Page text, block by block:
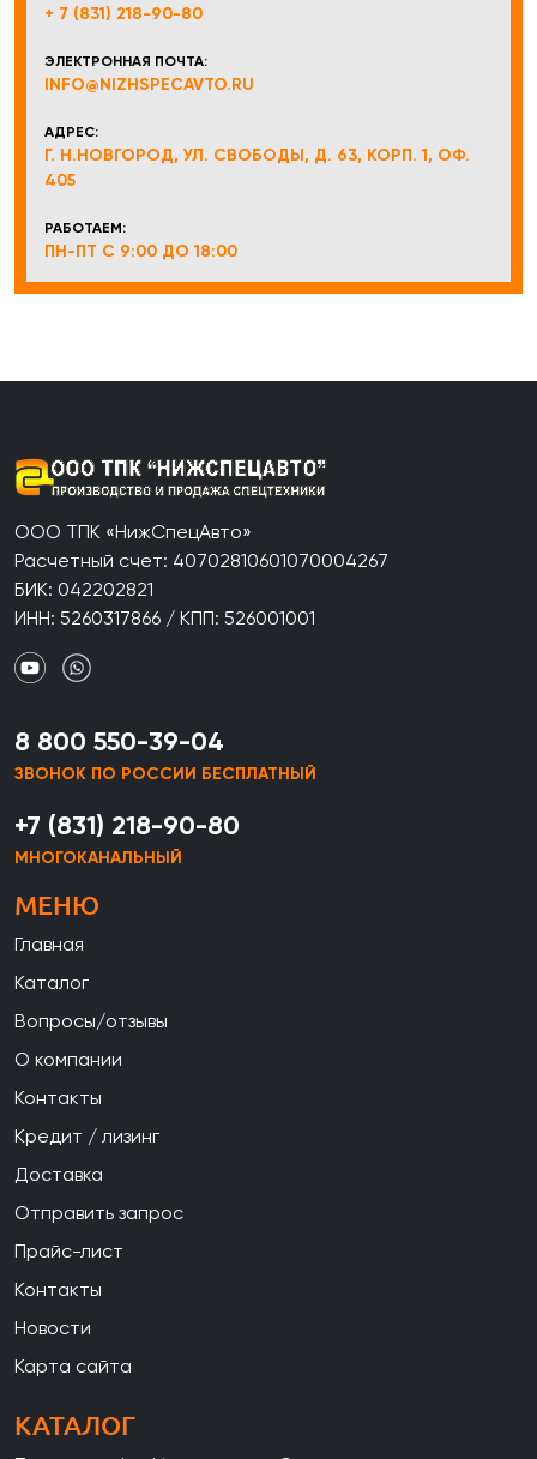
+ 7 (831) 218-90-80
ЭЛЕКТРОННАЯ ПОЧТА:
INFO@NIZHSPECAVTO.RU
АДРЕС:
Г. Н.НОВГОРОД, УЛ. СВОБОДЫ, Д. 63, КОРП. 1, ОФ.
405
РАБОТАЕМ:
ПН-ПТ С 9:00 ДО 18:00
ООО ТПК «НижСпецАвто»
Расчетный счет: 40702810601070004267
БИК: 042202821
ИНН: 5260317866 / КПП: 526001001
8 800 550-39-04
ЗВОНОК ПО РОССИИ БЕСПЛАТНЫЙ
+7 (831) 218-90-80
МНОГОКАНАЛЬНЫЙ
МЕНЮ
Главная
Каталог
Вопросы/отзывы
О компании
Контакты
Кредит / лизинг
Доставка
Отправить запрос
Прайс-лист
Контакты
Новости
Карта сайта
КАТАЛОГ